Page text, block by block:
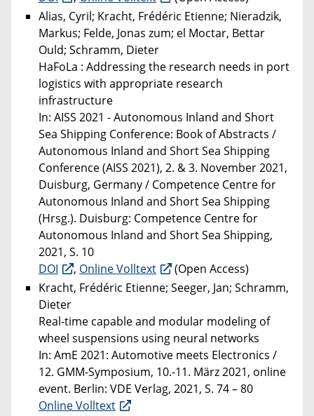
Alias, Cyril; Kracht, Frédéric Etienne; Nieradzik,
Markus; Felde, Jonas zum; el Moctar, Bettar
Ould; Schramm, Dieter
HaFoLa : Addressing the research needs in port
logistics with appropriate research
infrastructure
In: AISS 2021 - Autonomous Inland and Short
Sea Shipping Conference: Book of Abstracts /
Autonomous Inland and Short Sea Shipping
Conference (AISS 2021), 2. & 3. November 2021,
Duisburg, Germany / Competence Centre for
Autonomous Inland and Short Sea Shipping
(Hrsg.). Duisburg: Competence Centre for
Autonomous Inland and Short Sea Shipping,
2021, S. 10
DOI
, Online Volltext
(Open Access)
Kracht, Frédéric Etienne; Seeger, Jan; Schramm,
Dieter
Real-time capable and modular modeling of
wheel suspensions using neural networks
In: AmE 2021: Automotive meets Electronics /
12. GMM-Symposium, 10.-11. März 2021, online
event. Berlin: VDE Verlag, 2021, S. 74 – 80
Online Volltext